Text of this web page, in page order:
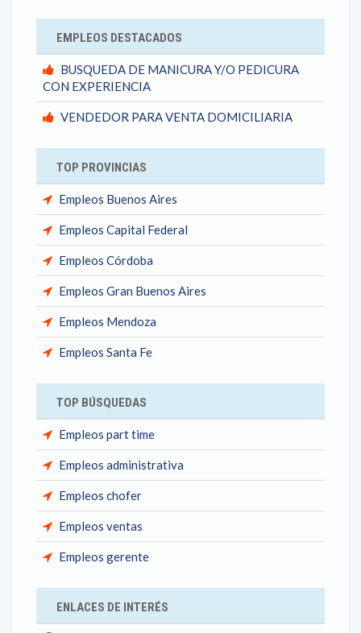
EMPLEOS DESTACADOS
BUSQUEDA DE MANICURA Y/O PEDICURA
CON EXPERIENCIA
VENDEDOR PARA VENTA DOMICILIARIA
TOP PROVINCIAS
Empleos Buenos Aires
Empleos Capital Federal
Empleos Córdoba
Empleos Gran Buenos Aires
Empleos Mendoza
Empleos Santa Fe
TOP BÚSQUEDAS
Empleos part time
Empleos administrativa
Empleos chofer
Empleos ventas
Empleos gerente
ENLACES DE INTERÉS